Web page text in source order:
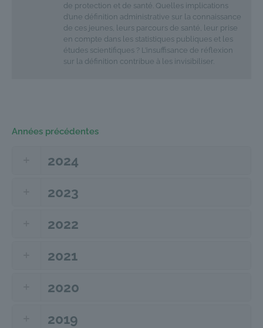
de protection et de santé. Quelles implications
d’une définition administrative sur la connaissance
de ces jeunes, leurs parcours de santé, leur prise
en compte dans les statistiques publiques et les
études scientifiques ? L’insuffisance de réflexion
sur la définition contribue à les invisibiliser.
Années précédentes
2024
2023
2022
2021
2020
2019